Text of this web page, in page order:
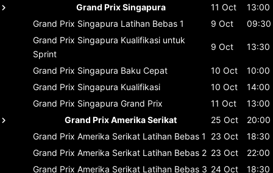
Grand Prix Singapura
11 Oct
13:00
Grand Prix Singapura Latihan Bebas 1 9 Oct
09:30
Grand Prix Singapura Kualifikasi untuk
Sprint
9 Oct 13:30
Grand Prix Singapura Baku Cepat 10 Oct
10:00
Grand Prix Singapura Kualifikasi 10 Oct
14:00
Grand Prix Singapura Grand Prix 11 Oct
13:00
Grand Prix Amerika Serikat
25 Oct
20:00
Grand Prix Amerika Serikat Latihan Bebas 1 23 Oct
18:30
Grand Prix Amerika Serikat Latihan Bebas 2 23 Oct
22:00
Grand Prix Amerika Serikat Latihan Bebas 3 24 Oct 18:30